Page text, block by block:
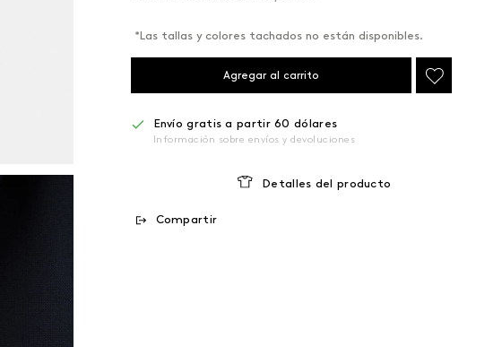
*Las tallas y colores tachados no están disponibles.
Agregar al carrito
Envío gratis a partir 60 dólares
Información sobre envíos y devoluciones
Detalles del producto
Compartir